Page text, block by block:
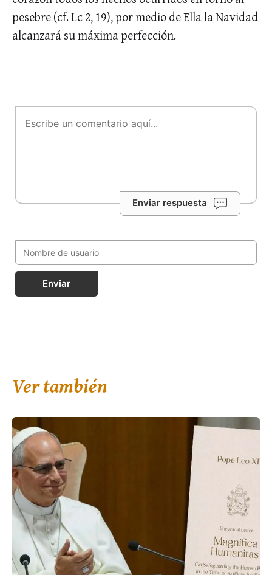
pesebre (cf. Lc 2, 19), por medio de Ella la Navidad
alcanzará su máxima perfección.
Enviar respuesta
Enviar
Ver también